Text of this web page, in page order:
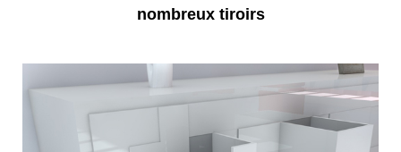
nombreux tiroirs